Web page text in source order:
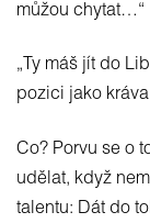
můžou chytat…“
„Ty máš jít do
pozici jako
Co? Porvu se o
udělat, když
talentu: Dát do